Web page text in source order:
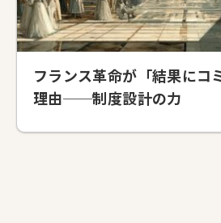
フランス革命が「結果にコ
理由──制度設計の力